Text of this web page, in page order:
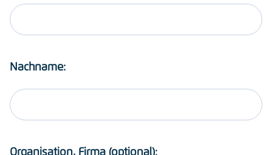
Nachname:
Organisation, Firma (optional):